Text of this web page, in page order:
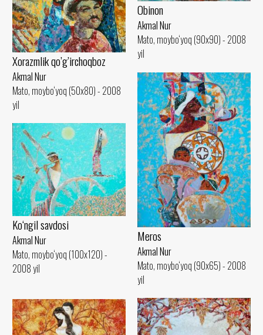
Obinon
Akmal Nur
Mato, moybo‘yoq (90x90) - 2008
yil
Xorazmlik qo’g’irchoqboz
Akmal Nur
Mato, moybo‘yoq (50x80) - 2008
yil
Meros
Akmal Nur
Mato, moybo‘yoq (90x65) - 2008
yil
Ko‘ngil savdosi
Akmal Nur
Mato, moybo‘yoq (100x120) -
2008 yil